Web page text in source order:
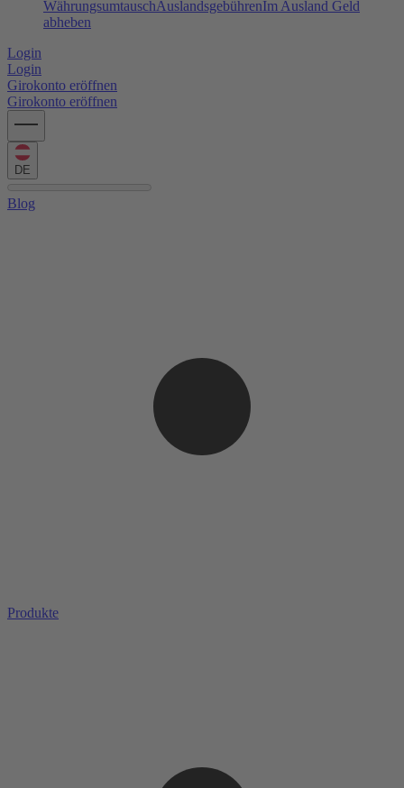
WährungsumtauschAuslandsgebührenIm Ausland Geld
abheben
Login
Login
Girokonto eröffnen
Girokonto eröffnen
DE
Blog
Produkte